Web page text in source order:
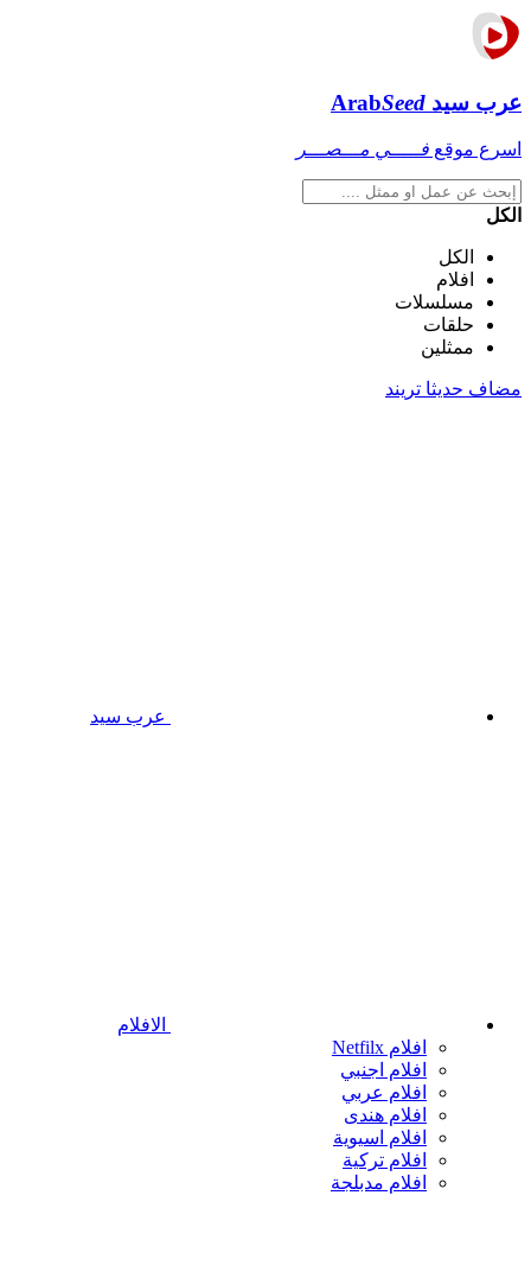
عرب سيد ArabSeed
اسرع موقع فـــــي مـــصـــر
الكل
الكل
افلام
مسلسلات
حلقات
ممثلين
مضاف حديثا تريند
عرب سيد
الافلام
افلام Netfilx
افلام اجنبي
افلام عربي
افلام هندى
افلام اسيوية
افلام تركية
افلام مدبلجة